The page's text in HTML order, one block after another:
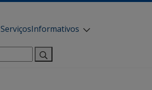
ServiçosInformativos